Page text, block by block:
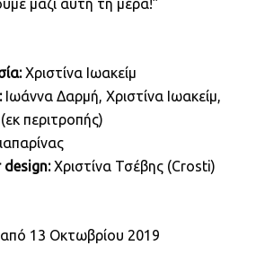
Χριστίνα Ιωακείμ
Ιωάννα Δαρμή, Χριστίνα Ιωακείμ,
περιτροπής)
design: Χριστίνα Τσέβης (Crosti)
13 Οκτωβρίου 2019